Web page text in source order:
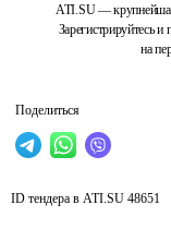
ATI.SU —
Зарегистрируйтесь
на
Поделиться
ID тендера в ATI.SU 48651